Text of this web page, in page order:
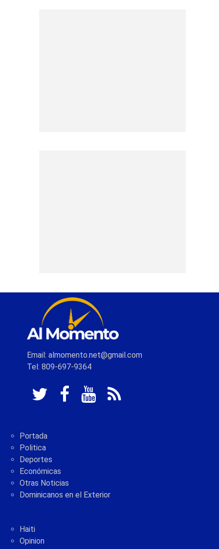
Email: almomento.net@gmail.com
Tel: 809-697-9364
Portada
Politica
Deportes
Económicas
Otras Noticias
Dominicanos en el Exterior
Haiti
Opinion